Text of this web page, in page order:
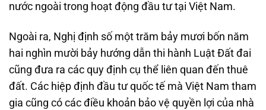
nước ngoài trong hoạt động đầu tư tại Việt Nam.
Ngoài ra, Nghị định số một trăm bảy mươi bốn năm
hai nghìn mười bảy hướng dẫn thi hành Luật Đất đai
cũng đưa ra các quy định cụ thể liên quan đến thuê
đất. Các hiệp định đầu tư quốc tế mà Việt Nam tham
gia cũng có các điều khoản bảo vệ quyền lợi của nhà